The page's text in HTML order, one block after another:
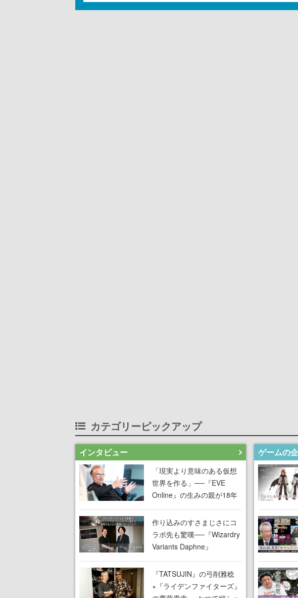
カテゴリーピックアップ
インタビュー
「現実より意味のある仮想
世界を作る」──『EVE
Online』の生みの親が18年
掲げ続ける”クレイジーな宣
言”は、比喩ではなく本気だ
った
作り込みのすさまじさにコ
ラボ先も驚嘆──『Wizardry
Variants Daphne』
×『FFXI』コラボが期間限
定なのにジョブもキャラも
武器も戦闘システムもワン
オフで作り込まれた理由を
『TATSUJIN』の弓削雅稔
×『ライデンファイターズ』
ゲームの